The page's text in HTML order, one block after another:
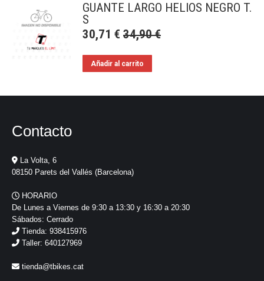
GUANTE LARGO HELIOS NEGRO T.
S
30,71 € 34,90€
Añadir al carrito
Contacto
La Volta, 6
08150 Parets del Vallés (Barcelona)
HORARIO
De Lunes a Viernes de 9:30 a 13:30 y 16:30 a 20:30
Sábados: Cerrado
Tienda: 938415976
Taller: 640127969
tienda@tbikes.cat